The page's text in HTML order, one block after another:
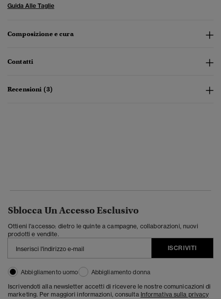
Guida Alle Taglie
Composizione e cura
Contatti
Recensioni (3)
Sblocca Un Accesso Esclusivo
Ottieni l'accesso: dietro le quinte a campagne, collaborazioni, nuovi
prodotti e vendite.
ISCRIVITI
Abbigliamento uomo
Abbigliamento donna
Iscrivendoti alla newsletter accetti di ricevere le nostre comunicazioni di
marketing. Per maggiori informazioni, consulta Informativa sulla privacy